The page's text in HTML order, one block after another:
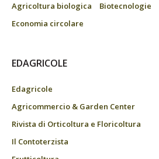
Agricoltura biologica
Biotecnologie
Economia circolare
EDAGRICOLE
Edagricole
Agricommercio & Garden Center
Rivista di Orticoltura e Floricoltura
Il Contoterzista